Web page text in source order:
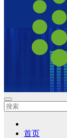
艾邦气凝胶论坛
气凝胶材料及应
首页